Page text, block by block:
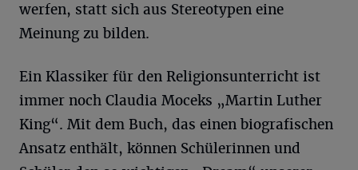
werfen, statt sich aus Stereotypen eine
Meinung zu bilden.
Ein Klassiker für den Religionsunterricht ist
immer noch Claudia Moceks „Martin Luther
King“. Mit dem Buch, das einen biografischen
Ansatz enthält, können Schülerinnen und